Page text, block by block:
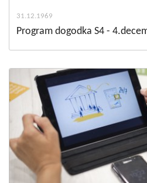
31.12.1969
Program dogodka S4 -